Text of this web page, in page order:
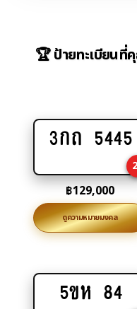
🏆 ป้ายทะเบียนที่
Add
cart
3กถ 5445
฿129,000
ดูความหมายมงคล
Add
5ขห 84